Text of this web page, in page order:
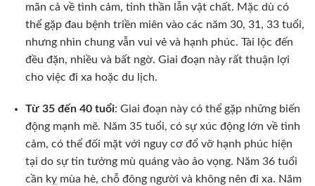
mãn cả về tình cảm, tinh thần lẫn vật chất. Mặc dù có
thể gặp đau bệnh triền miên vào các năm 30, 31, 33 tuổi,
nhưng nhìn chung vẫn vui vẻ và hạnh phúc. Tài lộc đến
đều đặn, nhiều và bất ngờ. Giai đoạn này rất thuận lợi
cho việc đi xa hoặc du lịch.
Từ 35 đến 40 tuổi: Giai đoạn này có thể gặp những biến
động mạnh mẽ. Năm 35 tuổi, có sự xúc động lớn về tình
cảm, có thể đối mặt với nguy cơ đổ vỡ hạnh phúc hiện
tại do sự tin tưởng mù quáng vào ảo vọng. Năm 36 tuổi
cần kỵ mùa hè, chỗ đông người và không nên đi xa. Năm